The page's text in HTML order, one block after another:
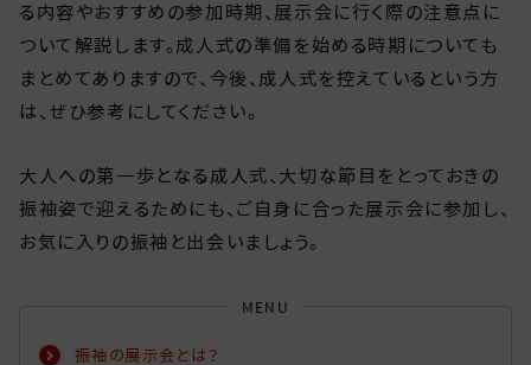
る内容やおすすめの参加時期、展示会に行く際の注意点に
ついて解説します。成人式の準備を始める時期についても
まとめてありますので、今後、成人式を控えているという方
は、ぜひ参考にしてください。
大人への第一歩となる成人式、大切な節目をとっておきの
振袖姿で迎えるためにも、ご自身に合った展示会に参加し、
お気に入りの振袖と出会いましょう。
MENU
振袖の展示会とは？